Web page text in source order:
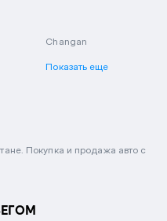
Changan
Показать еще
Покупка и продажа авто с